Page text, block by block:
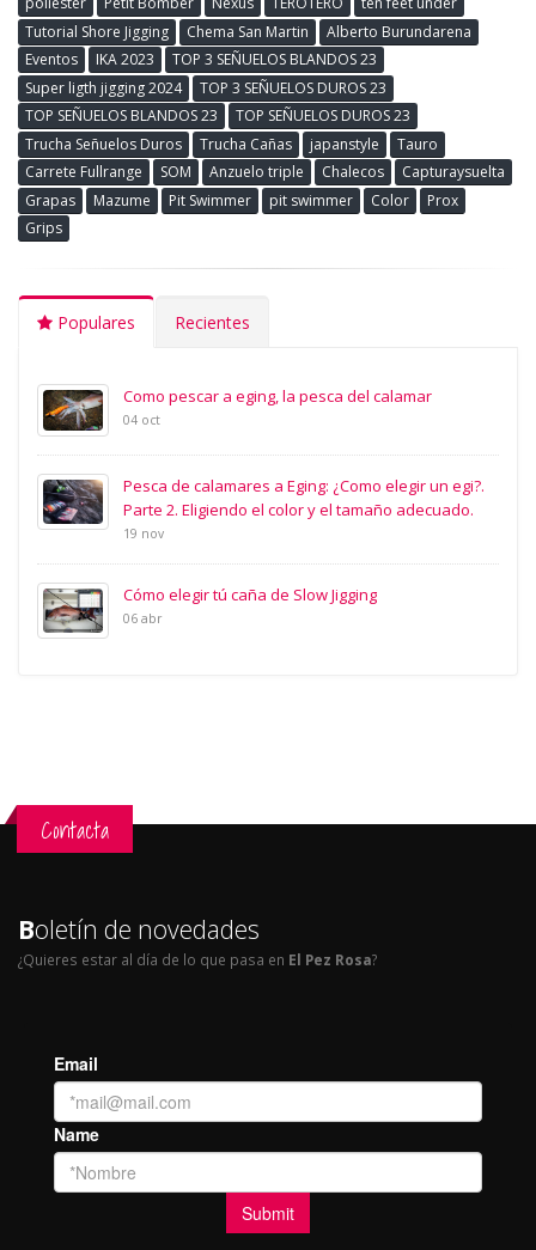
Tutorial Shore Jigging
Chema San Martin
Alberto Burundarena
Eventos
IKA 2023
TOP 3 SEÑUELOS BLANDOS 23
Super ligth jigging 2024
TOP 3 SEÑUELOS DUROS 23
TOP SEÑUELOS BLANDOS 23
TOP SEÑUELOS DUROS 23
Trucha Señuelos Duros
Trucha Cañas japanstyle
Tauro
Carrete Fullrange
SOM Anzuelo triple Chalecos
Capturaysuelta
Grapas
Mazume Pit Swimmer pit swimmer Color
Prox
Grips
Populares Recientes
Como pescar a eging, la pesca del calamar
04 oct
Pesca de calamares a Eging: ¿Como elegir un egi?.
Parte 2. Eligiendo el color y el tamaño adecuado.
19 nov
Cómo elegir tú caña de Slow Jigging
06 abr
Contacta
Boletín de novedades
¿Quieres estar al día de lo que pasa en El Pez Rosa?